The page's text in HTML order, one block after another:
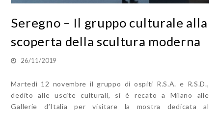
Seregno – Il gruppo culturale alla
scoperta della scultura moderna
26/11/2019
Martedì 12 novembre il gruppo di ospiti R.S.A. e R.S.D.,
dedito alle uscite culturali, si è recato a Milano alle
Gallerie d’Italia per visitare la mostra dedicata al